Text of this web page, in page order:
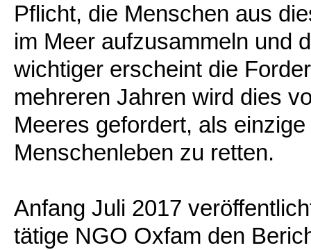
Pflicht, die Menschen aus
im Meer aufzusammeln und
wichtiger erscheint die
mehreren Jahren wird dies
Meeres gefordert, als
Menschenleben zu retten.
Anfang Juli 2017
tätige NGO Oxfam den